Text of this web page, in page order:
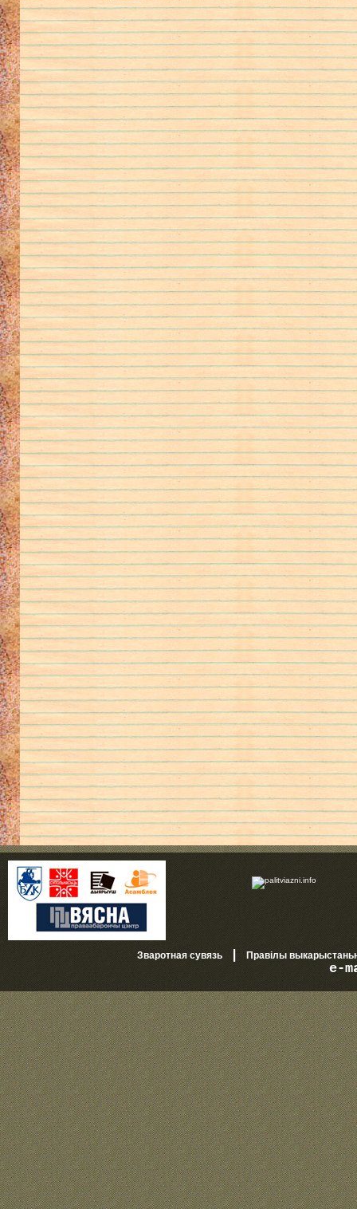
Зваротная сувязь| Правілы
e-